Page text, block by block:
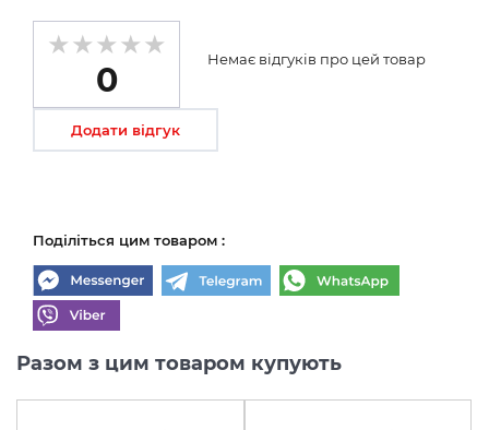
0
Немає відгуків про цей товар
Додати відгук
Поділіться цим товаром :
Разом з цим товаром купують